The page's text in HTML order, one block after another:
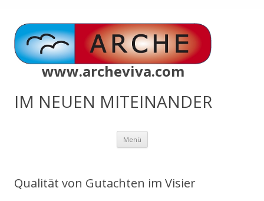
www.archeviva.com
IM NEUEN MITEINANDER
Menü Zum
springen
Qualität von Gutachten im Visier